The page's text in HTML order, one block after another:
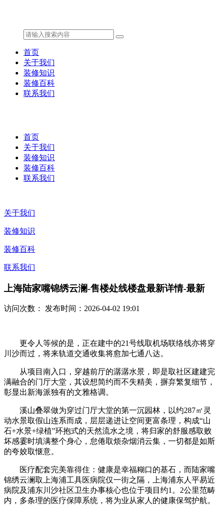
首页
关于我们
装修知识
装修百科
联系我们
首页
关于我们
装修知识
装修百科
联系我们
关于我们
装修知识
装修百科
联系我们
上海陆家嘴锦绣云澜-售楼处线楼盘最新详情-最新
访问次数： 发布时间：2026-04-02 19:01
更令人等候的是，正在建中的21号线取机场联络线亦将穿
川沙而过，将来轨道交通收集将愈加七通八达。
从项目南入口，穿越前厅的潺潺水景，即是取社区建建完
满融合的门厅大堂，其设想简约而不失精美，摒弃繁复细节，
彰显出新海派独有的文雅格调。
溪山叠翠做为穿过门厅大堂的第一沉园林，以约287㎡灵
动水景取假山连系而成，层层递进让空间更富条理，构成“山
石+水景+绿植”环抱式的天然流水之境，将归家的舒服感取败
坏感霎时填满整个身心，怠倦取烦杂烟消云集，一切都是如斯
的夸姣取惬意。
医疗配套完美靠得住：健康是幸福糊口的基石，而陆家嘴
锦绣云澜取上海浦工具医病院仅一街之隔，上海浦东人平易近
病院及浦东川沙社区卫生办事核心也位于项目约1。2公里范畴
内，多条理的医疗保障系统，将为业从家人的健康保驾护航。